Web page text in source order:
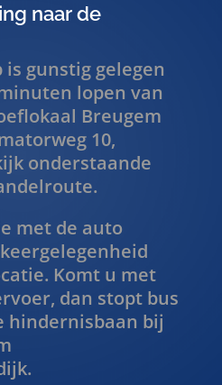
naar de
is gunstig gelegen
lopen van
Breugem
10,
onderstaande
met de auto
Komt u met
dan stopt bus
hindernisbaan bij